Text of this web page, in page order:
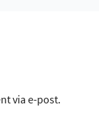
via e-post.